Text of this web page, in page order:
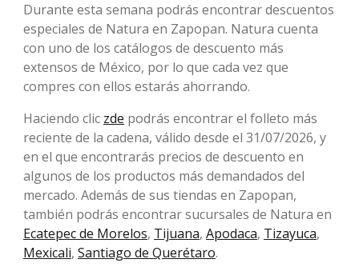
Durante esta semana podrás encontrar descuentos
especiales de Natura en Zapopan. Natura cuenta
con uno de los catálogos de descuento más
extensos de México, por lo que cada vez que
compres con ellos estarás ahorrando.
Haciendo clic zde podrás encontrar el folleto más
reciente de la cadena, válido desde el 31/07/2026, y
en el que encontrarás precios de descuento en
algunos de los productos más demandados del
mercado. Además de sus tiendas en Zapopan,
también podrás encontrar sucursales de Natura en
Ecatepec de Morelos, Tijuana, Apodaca, Tizayuca,
Mexicali, Santiago de Querétaro.